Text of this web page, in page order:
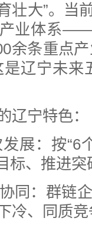
壮大”。当
业体系
余条重点
辽宁未来
宁特色：
展：按“6
标、推进突
：群链企
冷、同质